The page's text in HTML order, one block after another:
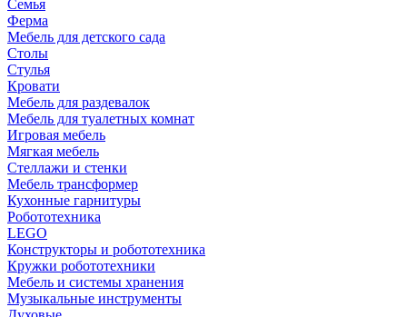
Семья
Ферма
Мебель для детского сада
Столы
Cтулья
Кровати
Мебель для раздевалок
Мебель для туалетных комнат
Игровая мебель
Мягкая мебель
Стеллажи и стенки
Мебель трансформер
Кухонные гарнитуры
Робототехника
LEGO
Конструкторы и робототехника
Кружки робототехники
Мебель и системы хранения
Музыкальные инструменты